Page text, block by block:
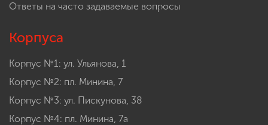
Ответы на часто задаваемые вопросы
Корпуса
Корпус №1: ул. Ульянова, 1
Корпус №2: пл. Минина, 7
Корпус №3: ул. Пискунова, 38
Корпус №4: пл. Минина, 7а